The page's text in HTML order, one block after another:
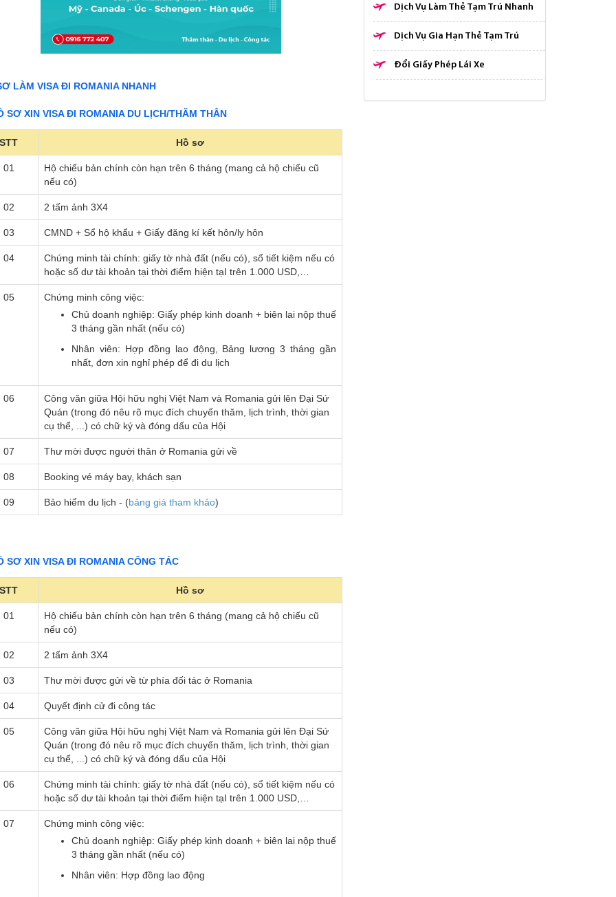
LÀM VISA ĐI ROMANIA NHANH
SƠ XIN VISA ĐI ROMANIA DU LỊCH/THĂM THÂN
STT Hồ sơ
01
Hộ chiếu bản chính còn hạn trên 6 tháng (mang cả hộ chiếu cũ
nếu có)
02 2 tấm ảnh 3X4
03 CMND + Sổ hộ khẩu + Giấy đăng kí kết hôn/ly hôn
04
Chứng minh tài chính: giấy tờ nhà đất (nếu có), sổ tiết kiệm nếu có
hoặc số dư tài khoản tại thời điểm hiện tạI trên 1.000 USD,…
05
Chứng minh công việc:
Chủ doanh nghiệp: Giấy phép kinh doanh + biên lai nộp thuế
3 tháng gần nhất (nếu có)
Nhân viên: Hợp đồng lao động, Bảng lương 3 tháng gần
nhất, đơn xin nghỉ phép để đi du lịch
06
Công văn giữa Hội hữu nghị Việt Nam và Romania gửi lên Đại Sứ
Quán (trong đó nêu rõ mục đích chuyến thăm, lịch trình, thời gian
cụ thể, ...) có chữ ký và đóng dấu của Hội
07 Thư mời được người thân ở Romania gửi về
08 Booking vé máy bay, khách sạn
09 Bảo hiểm du lịch - (bảng giá tham khảo)
SƠ XIN VISA ĐI ROMANIA CÔNG TÁC
STT Hồ sơ
01
Hộ chiếu bản chính còn hạn trên 6 tháng (mang cả hộ chiếu cũ
nếu có)
02 2 tấm ảnh 3X4
03 Thư mời được gửi về từ phía đối tác ở Romania
04 Quyết định cử đi công tác
05
Công văn giữa Hội hữu nghị Việt Nam và Romania gửi lên Đại Sứ
Quán (trong đó nêu rõ mục đích chuyến thăm, lịch trình, thời gian
cụ thể, ...) có chữ ký và đóng dấu của Hội
06
Chứng minh tài chính: giấy tờ nhà đất (nếu có), sổ tiết kiệm nếu có
hoặc số dư tài khoản tại thời điểm hiện tạI trên 1.000 USD,…
07
Chứng minh công việc:
Chủ doanh nghiệp: Giấy phép kinh doanh + biên lai nộp thuế
3 tháng gần nhất (nếu có)
Nhân viên: Hợp đồng lao động
Dịch Vụ Làm Thẻ Tạm Trú Nhanh
Dịch Vụ Gia Hạn Thẻ Tạm Trú
Đổi Giấy Phép Lái Xe